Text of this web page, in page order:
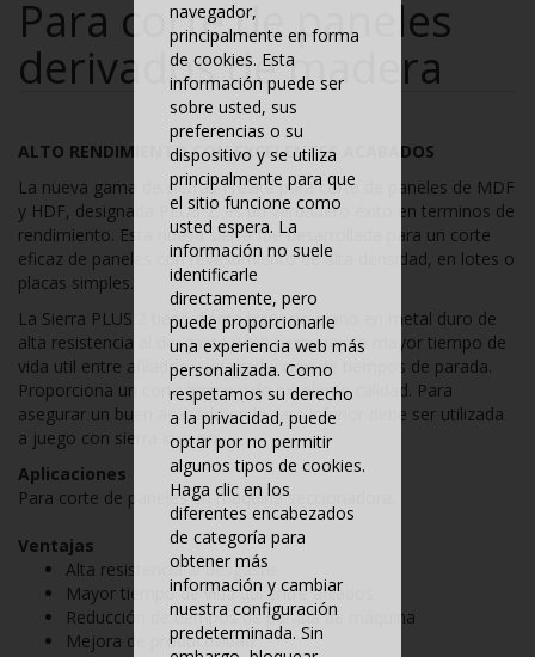
Para corte de paneles
derivados de madera
ALTO RENDIMIENTO CON EXCELENTES ACABADOS
La nueva gama de sierras Frezite para corte de paneles de MDF
y HDF, designada PLUS 2, es un verdadero éxito en terminos de
rendimiento. Esta nueva sierra fue desarrollada para un corte
eficaz de paneles con revestimiento de alta densidad, en lotes o
placas simples.
La Sierra PLUS 2 tiene diente trapecio-plano en metal duro de
alta resistencia al desgaste (HW) permitiendo mayor tiempo de
vida util entre afilados y una reducción de tiempos de parada.
Proporciona un corte limpio y de excelente calidad. Para
asegurar un buen acabado en la cara inferior debe ser utilizada
a juego con sierra incisora.
Aplicaciones
Para corte de paneles en máquina seccionadora.
Ventajas
Alta resistencia al desgaste
Mayor tiempo de vida útil entre afilados
Reducción de tiempos de parada de máquina
Mejora de productividad
navegador,
principalmente en forma
de cookies. Esta
información puede ser
sobre usted, sus
preferencias o su
dispositivo y se utiliza
principalmente para que
el sitio funcione como
usted espera. La
información no suele
identificarle
directamente, pero
puede proporcionarle
una experiencia web más
personalizada. Como
respetamos su derecho
a la privacidad, puede
optar por no permitir
algunos tipos de cookies.
Haga clic en los
diferentes encabezados
de categoría para
obtener más
información y cambiar
nuestra configuración
predeterminada. Sin